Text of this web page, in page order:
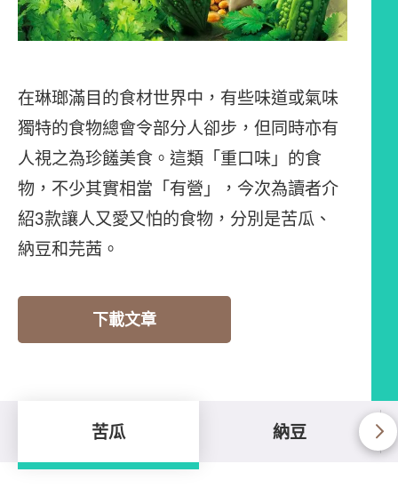
在琳瑯滿目的食材世界中，有些味道或氣味
獨特的食物總會令部分人卻步，但同時亦有
人視之為珍饈美食。這類「重口味」的食
物，不少其實相當「有營」，今次為讀者介
紹3款讓人又愛又怕的食物，分別是苦瓜、
納豆和芫茜。
下載文章
苦瓜 納豆
苦瓜